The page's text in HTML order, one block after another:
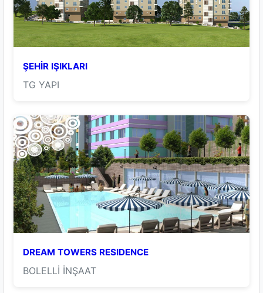
ŞEHİR IŞIKLARI
TG YAPI
DREAM TOWERS RESIDENCE
BOLELLİ İNŞAAT